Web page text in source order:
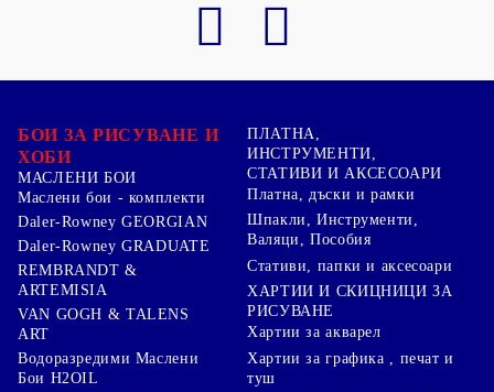
БОИ ЗА РИСУВАНЕ И
ХОБИ
МАСЛЕНИ БОИ
Маслени бои - комплекти
Daler-Rowney GEORGIAN
Daler-Rowney GRADUATE
REMBRANDT &
ARTEMISIA
VAN GOGH & TALENS
ART
Водоразредими Маслени
Бои H2OIL
ПЛАТНА,
ИНСТРУМЕНТИ,
СТАТИВИ И АКСЕСОАРИ
Платна, дъски и рамки
Шпакли, Инструменти,
Валяци, Пособия
Стативи, папки и аксесоари
ХАРТИИ И СКИЦНИЦИ ЗА
РИСУВАНЕ
Хартии за акварел
Хартии за графика , печат и
туш